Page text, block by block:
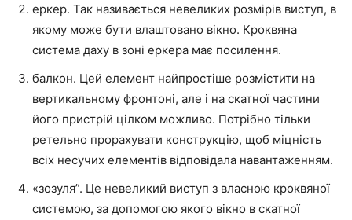
еркер. Так називається невеликих розмірів виступ, в
якому може бути влаштовано вікно. Кроквяна
система даху в зоні еркера має посилення.
балкон. Цей елемент найпростіше розмістити на
вертикальному фронтоні, але і на скатної частини
його пристрій цілком можливо. Потрібно тільки
ретельно прорахувати конструкцію, щоб міцність
всіх несучих елементів відповідала навантаженням.
«зозуля”. Це невеликий виступ з власною кроквяної
системою, за допомогою якого вікно в скатної